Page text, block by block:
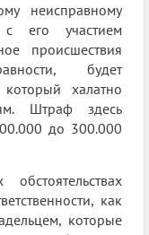
неисправному
его участием
происшествия
будет
халатно
Штраф здесь
до 300.000
как
которые